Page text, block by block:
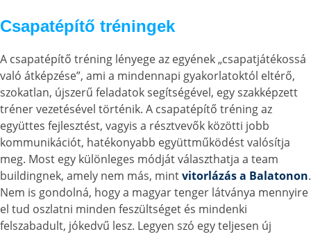
Csapatépítő tréningek
A csapatépítő tréning lényege az egyének „csapatjátékossá
való átképzése”, ami a mindennapi gyakorlatoktól eltérő,
szokatlan, újszerű feladatok segítségével, egy szakképzett
tréner vezetésével történik. A csapatépítő tréning az
együttes fejlesztést, vagyis a résztvevők közötti jobb
kommunikációt, hatékonyabb együttműködést valósítja
meg. Most egy különleges módját választhatja a team
buildingnek, amely nem más, mintvitorlázás a Balatonon.
Nem is gondolná, hogy a magyar tenger látványa mennyire
el tud oszlatni minden feszültséget és mindenki
felszabadult, jókedvű lesz. Legyen szó egy teljesen új